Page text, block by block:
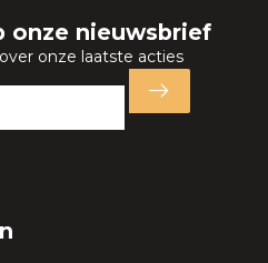
onze nieuwsbrief
onze laatste acties